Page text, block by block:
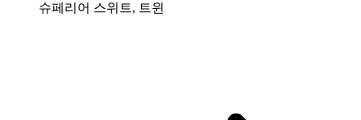
슈페리어 스위트, 트윈